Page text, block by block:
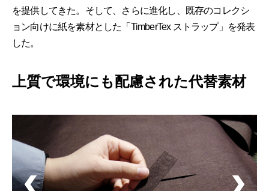
を提供してきた。そして、さらに進化し、既存のコレクシ
ョン向けに紙を素材とした「TimberTex ストラップ」を発表
した。
上質で環境にも配慮された代替素材